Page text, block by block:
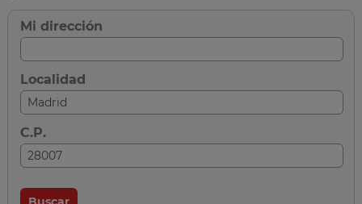
Mi dirección
Localidad
C.P.